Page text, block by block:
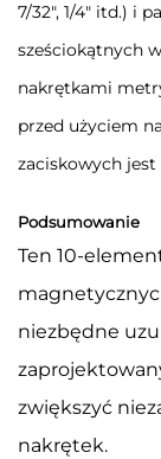
7/32", 1/4" itd.) i
sześciokątnych
nakrętkami
przed użyciem
zaciskowych
Podsumowanie
Ten 10-
niezbędne
zwiększyć
nakrętek.